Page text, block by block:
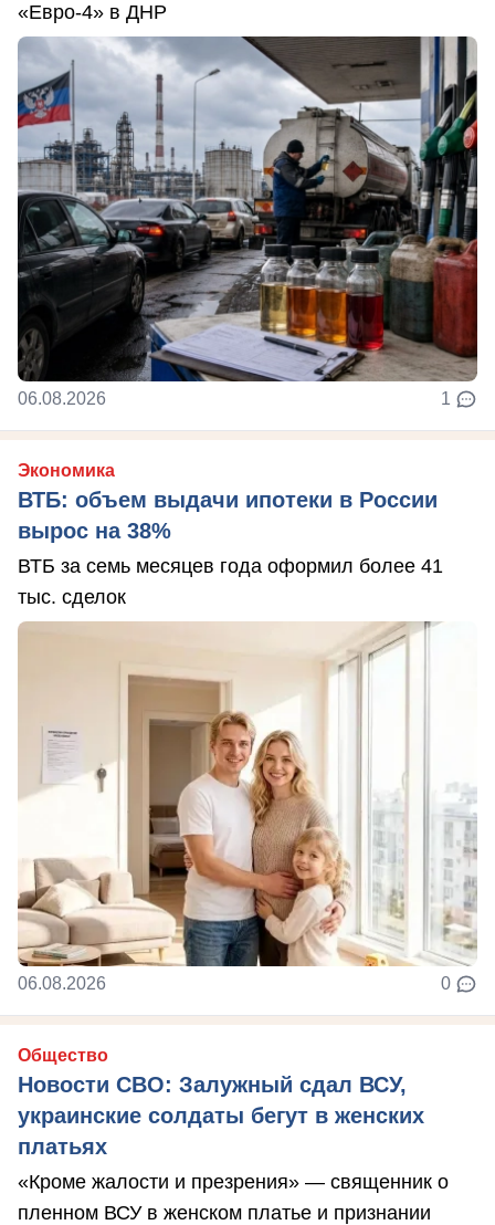
«Евро-4» в ДНР
06.08.2026 1
Экономика
ВТБ: объем выдачи ипотеки в России
вырос на 38%
ВТБ за семь месяцев года оформил более 41
тыс. сделок
06.08.2026 0
Общество
Новости СВО: Залужный сдал ВСУ,
украинские солдаты бегут в женских
платьях
«Кроме жалости и презрения» — священник о
пленном ВСУ в женском платье и признании